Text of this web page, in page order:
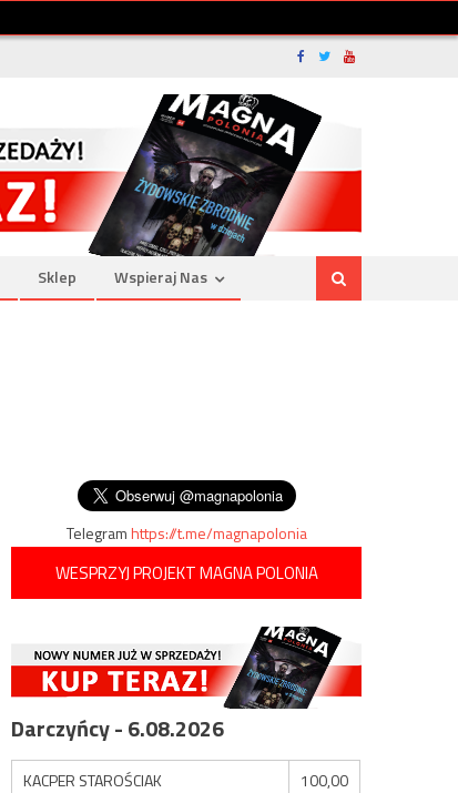
Sklep Wspieraj Nas
Telegramhttps://t.me/magnapolonia
WESPRZYJ PROJEKT MAGNA POLONIA
Darczyńcy - 6.08.2026
KACPER STAROŚCIAK
100,00